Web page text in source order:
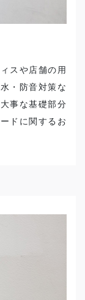
スや店舗の用
・防音対策な
事な基礎部分
ドに関するお